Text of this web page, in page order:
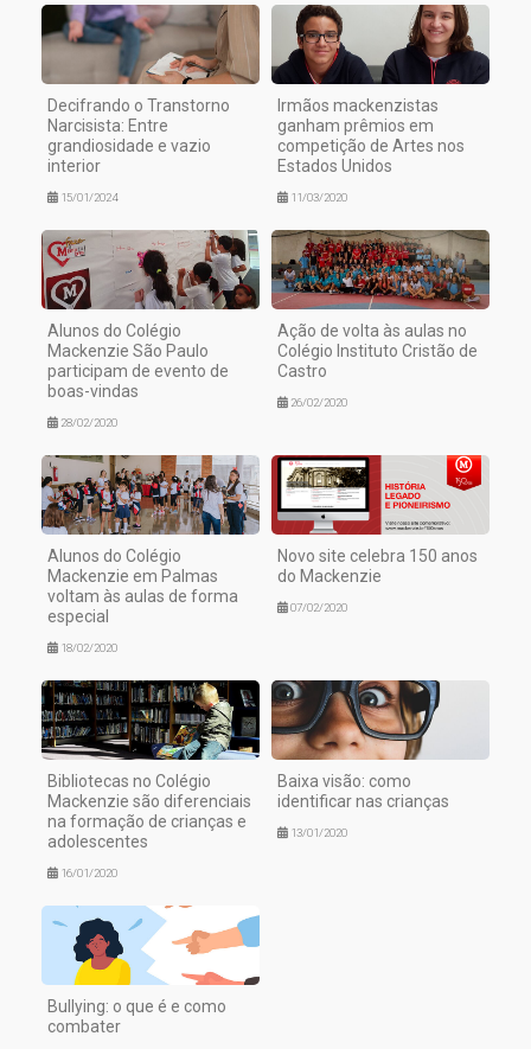
Decifrando o Transtorno
Narcisista: Entre
grandiosidade e vazio
interior
15/01/2024
Irmãos mackenzistas
ganham prêmios em
competição de Artes nos
Estados Unidos
11/03/2020
Alunos do Colégio
Mackenzie São Paulo
participam de evento de
boas-vindas
28/02/2020
Ação de volta às aulas no
Colégio Instituto Cristão de
Castro
26/02/2020
Alunos do Colégio
Mackenzie em Palmas
voltam às aulas de forma
especial
18/02/2020
Novo site celebra 150 anos
do Mackenzie
07/02/2020
Bibliotecas no Colégio
Mackenzie são diferenciais
na formação de crianças e
adolescentes
16/01/2020
Baixa visão: como
identificar nas crianças
13/01/2020
Bullying: o que é e como
combater